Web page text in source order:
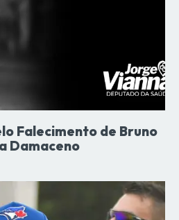
Falecimento de Bruno
Damaceno